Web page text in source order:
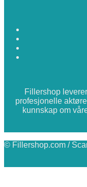
Fillershop
profesjonelle
kunnskap om
© Fillershop.com /